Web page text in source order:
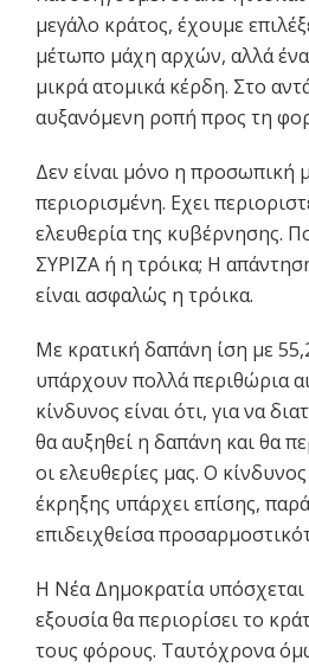
μεγάλο κράτος, έχουμε
μέτωπο μάχη αρχών, αλλά
μικρά ατομικά κέρδη. Στο
αυξανόμενη ροπή προς τη
Δεν είναι μόνο η προσωπική
περιορισμένη. Eχει
ελευθερία της κυβέρνησης.
ΣΥΡΙΖΑ ή η τρόικα; Η
είναι ασφαλώς η τρόικα.
Με κρατική δαπάνη ίση με
υπάρχουν πολλά περιθώρια
κίνδυνος είναι ότι, για να
θα αυξηθεί η δαπάνη και θα
οι ελευθερίες μας. Ο
έκρηξης υπάρχει επίσης,
επιδειχθείσα
Η Νέα Δημοκρατία υπόσχεται
εξουσία θα περιορίσει το
τους φόρους. Ταυτόχρονα